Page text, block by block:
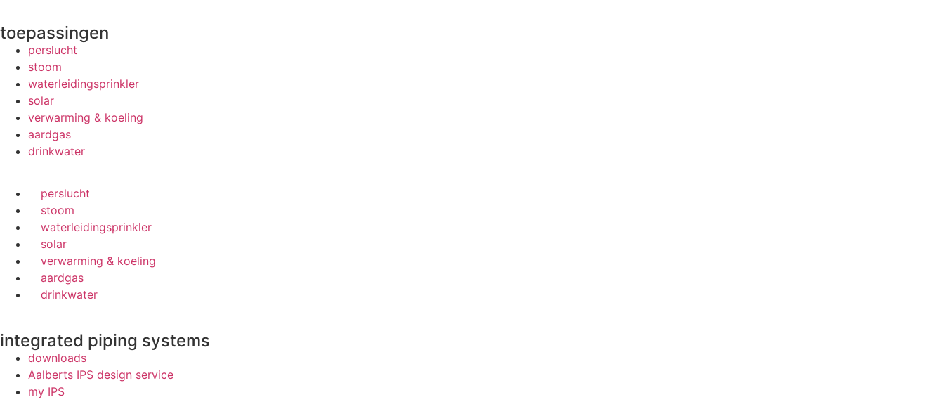
toepassingen
perslucht
stoom
waterleidingsprinkler
solar
verwarming & koeling
aardgas
drinkwater
perslucht
stoom
waterleidingsprinkler
solar
verwarming & koeling
aardgas
drinkwater
integrated piping systems
downloads
Aalberts IPS design service
my IPS